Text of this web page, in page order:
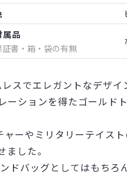
属品
証書・箱・袋の有無
スでエレガントなデザイ
ションを得たゴールド
ーやミリタリーテイス
した。
ドバッグとしてはもちろ